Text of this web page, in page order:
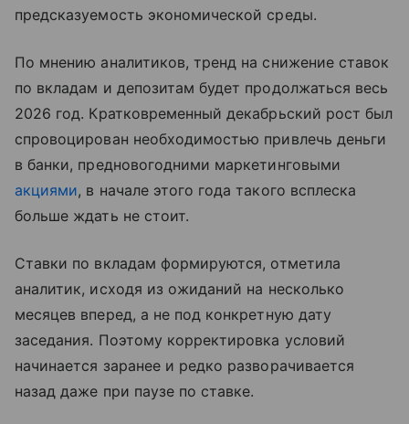
предсказуемость экономической среды.
По мнению аналитиков, тренд на снижение ставок
по вкладам и депозитам будет продолжаться весь
2026 год. Кратковременный декабрьский рост был
спровоцирован необходимостью привлечь деньги
в банки, предновогодними маркетинговыми
акциями, в начале этого года такого всплеска
больше ждать не стоит.
Ставки по вкладам формируются, отметила
аналитик, исходя из ожиданий на несколько
месяцев вперед, а не под конкретную дату
заседания. Поэтому корректировка условий
начинается заранее и редко разворачивается
назад даже при паузе по ставке.